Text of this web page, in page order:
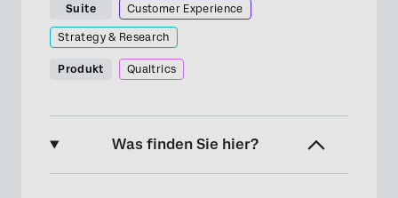
Suite Customer Experience
Strategy & Research
Produkt Qualtrics
Was finden Sie hier?